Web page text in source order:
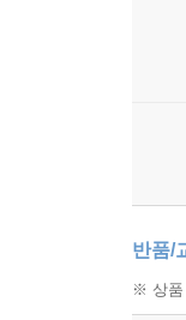
반품/
※ 상품